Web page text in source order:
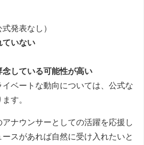
式発表なし）
ていない
している可能性が高い
ベートな動向については、公式な
す。
ナウンサーとしての活躍を応援し
スがあれば自然に受け入れたいと